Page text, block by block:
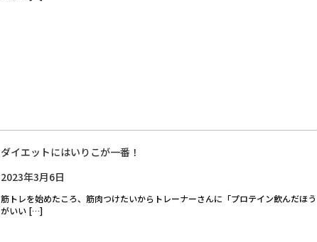
ダイエットにはいりこが一番！
2023年3月6日
筋トレを始めたころ、筋肉つけたいからトレーナーさんに「プロテイン飲んだほう
がいい […]